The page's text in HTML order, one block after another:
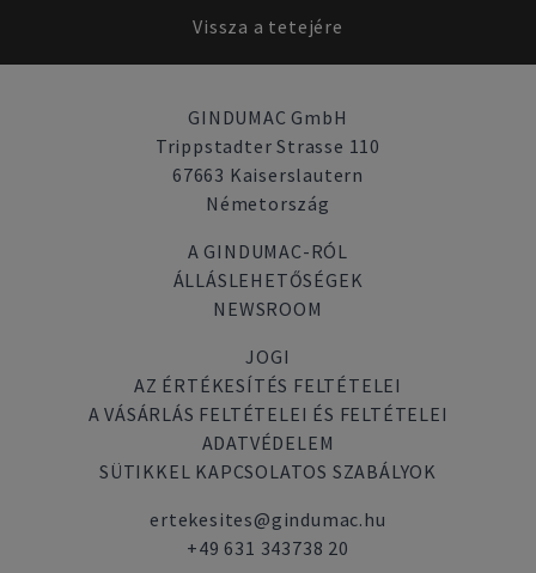
Vissza a tetejére
GINDUMAC GmbH
Trippstadter Strasse 110
67663 Kaiserslautern
Németország
A GINDUMAC-RÓL
ÁLLÁSLEHETŐSÉGEK
NEWSROOM
JOGI
AZ ÉRTÉKESÍTÉS FELTÉTELEI
A VÁSÁRLÁS FELTÉTELEI ÉS FELTÉTELEI
ADATVÉDELEM
SÜTIKKEL KAPCSOLATOS SZABÁLYOK
ertekesites@gindumac.hu
+49 631 343738 20